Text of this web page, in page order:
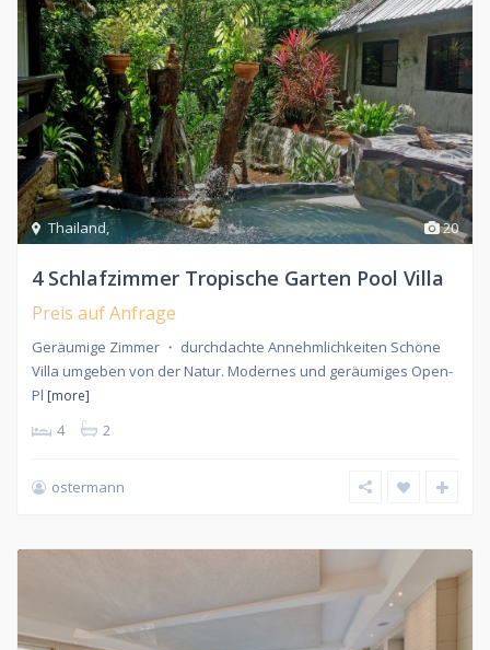
20
Thailand,
4 Schlafzimmer Tropische Garten Pool Villa
Preis auf Anfrage
Geräumige Zimmer ・ durchdachte Annehmlichkeiten Schöne
Villa umgeben von der Natur. Modernes und geräumiges Open-
Pl [more]
4 2
ostermann